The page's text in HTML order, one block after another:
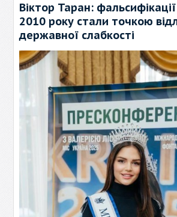
Віктор Таран:
2010 року стали точкою
державної слабкості